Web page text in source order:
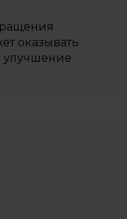
оказывать
улучшение